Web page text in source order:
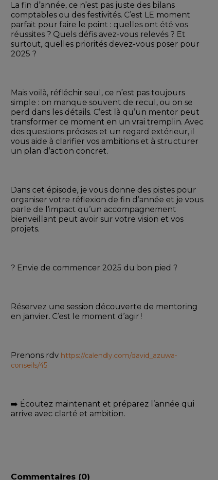
La fin d’année, ce n’est pas juste des bilans
comptables ou des festivités. C’est LE moment
parfait pour faire le point : quelles ont été vos
réussites ? Quels défis avez-vous relevés ? Et
surtout, quelles priorités devez-vous poser pour
2025 ?
Mais voilà, réfléchir seul, ce n’est pas toujours
simple : on manque souvent de recul, ou on se
perd dans les détails. C’est là qu’un mentor peut
transformer ce moment en un vrai tremplin. Avec
des questions précises et un regard extérieur, il
vous aide à clarifier vos ambitions et à structurer
un plan d’action concret.
Dans cet épisode, je vous donne des pistes pour
organiser votre réflexion de fin d’année et je vous
parle de l’impact qu’un accompagnement
bienveillant peut avoir sur votre vision et vos
projets.
? Envie de commencer 2025 du bon pied ?
Réservez une session découverte de mentoring
en janvier. C’est le moment d’agir !
Prenons rdv https://calendly.com/david_azuwa-
conseils/45
➡️ Écoutez maintenant et préparez l’année qui
arrive avec clarté et ambition.
Commentaires (0)